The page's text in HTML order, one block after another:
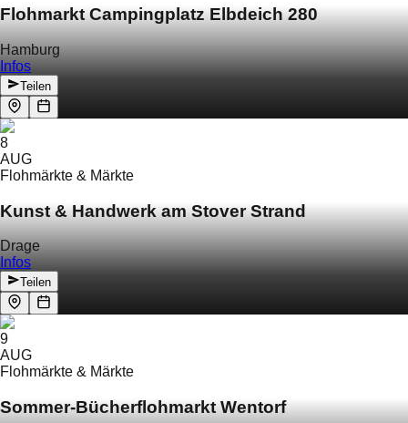
Flohmarkt Campingplatz Elbdeich 280
Hamburg
Infos
Teilen
8
AUG
Flohmärkte & Märkte
Kunst & Handwerk am Stover Strand
Drage
Infos
Teilen
9
AUG
Flohmärkte & Märkte
Sommer-Bücherflohmarkt Wentorf